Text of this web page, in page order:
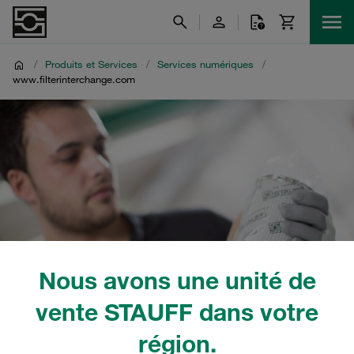
Nous avons une unité de
vente STAUFF dans votre
région.
/ Produits et Services / Services numériques
/
www.filterinterchange.com